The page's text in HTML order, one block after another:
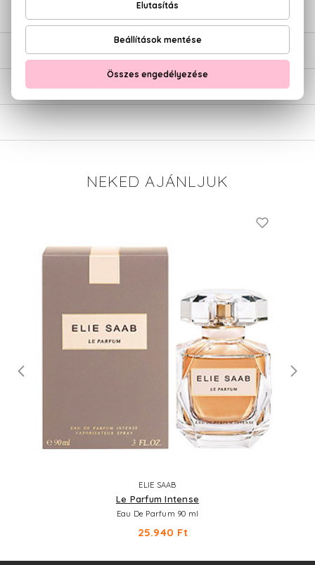
ÉRTÉKELÉSEK (0)
SZÁLLÍTÁS
NEKED AJÁNLJUK
ELIE SAAB
Le Parfum Intense
Eau De Parfum 90 ml
25.940 Ft